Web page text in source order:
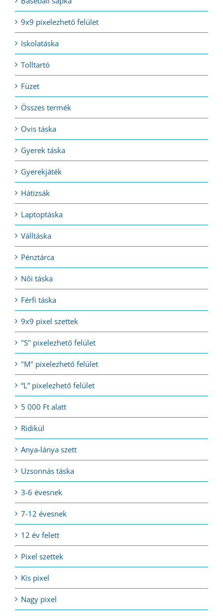
9x9 pixelezhető felület
Iskolatáska
Tolltartó
Füzet
Összes termék
Ovis táska
Gyerek táska
Gyerekjáték
Hátizsák
Laptoptáska
Válltáska
Pénztárca
Női táska
Férfi táska
9x9 pixel szettek
"S" pixelezhető felület
"M" pixelezhető felület
“L” pixelezhető felület
5 000 Ft alatt
Ridikül
Anya-lánya szett
Uzsonnás táska
3-6 évesnek
7-12 évesnek
12 év felett
Pixel szettek
Kis pixel
Nagy pixel